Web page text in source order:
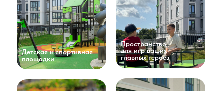
Детская и спортивная
площадки
Пространство
для игр ваших
главных героев